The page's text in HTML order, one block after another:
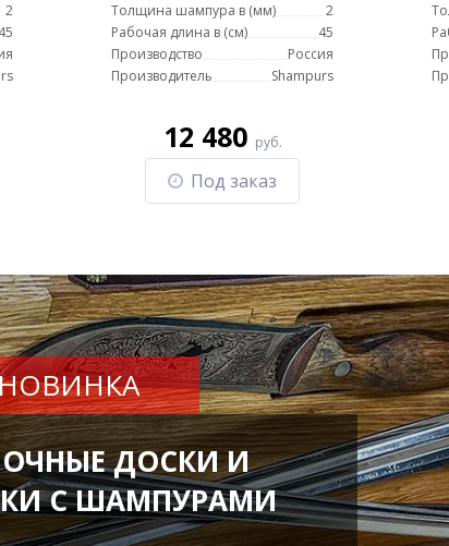
2
45
рукоять)
Толщина шампура в (мм)
2
Рабочая длина в (см)
45
Производство
Россия
Производитель
Shampurs
12 480 руб.
Под заказ
ДОСКИ И
С ШАМПУРАМИ